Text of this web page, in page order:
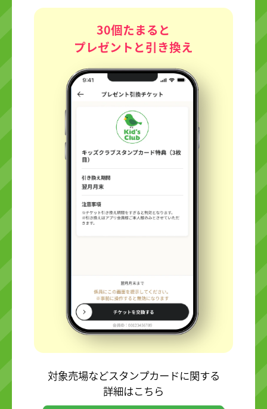
30個たまると
プレゼントと引き換え
対象売場などスタンプカードに関する
詳細はこちら